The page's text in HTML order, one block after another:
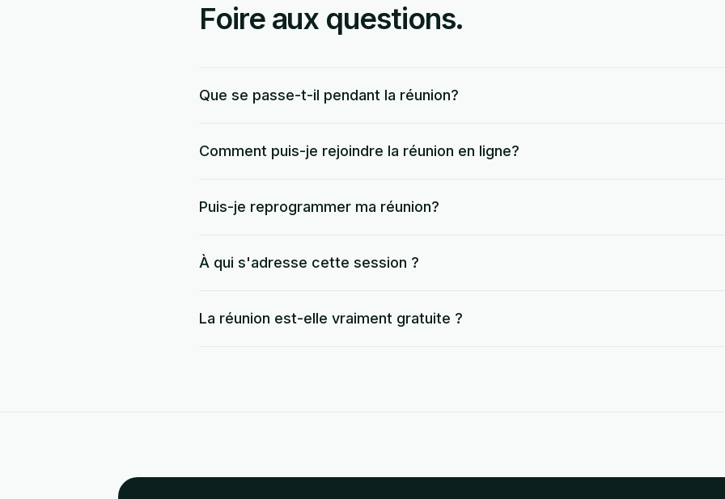
Foire aux questions.
Que se passe-t-il pendant la réunion?
Comment puis-je rejoindre la réunion en ligne?
Puis-je reprogrammer ma réunion?
À qui s'adresse cette session ?
La réunion est-elle vraiment gratuite ?